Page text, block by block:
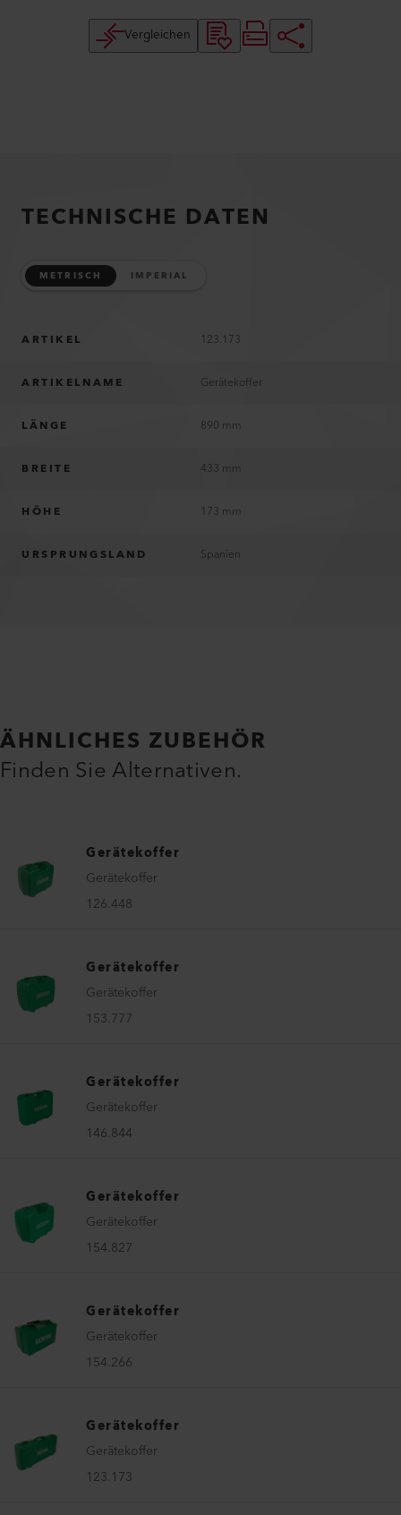
Vergleichen
TECHNISCHE DATEN
METRISCH IMPERIAL
ARTIKEL 123.173
ARTIKELNAME Gerätekoffer
LÄNGE 890 mm
BREITE 433 mm
HÖHE 173 mm
URSPRUNGSLAND Spanien
ÄHNLICHES ZUBEHÖR
Finden Sie Alternativen.
Gerätekoffer
Gerätekoffer
126.448
Gerätekoffer
Gerätekoffer
153.777
Gerätekoffer
Gerätekoffer
146.844
Gerätekoffer
Gerätekoffer
154.827
Gerätekoffer
Gerätekoffer
154.266
Gerätekoffer
Gerätekoffer
123.173